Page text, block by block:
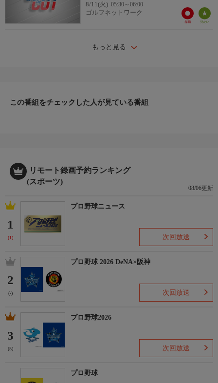
8/11(火) 05:30～06:00
ゴルフネットワーク
もっと見る
この番組をチェックした人が見ている番組
リモート録画予約ランキング
(スポーツ)
08/06更新
1
(1)
プロ野球ニュース
次回放送
2
(-)
プロ野球 2026 DeNA×阪神
次回放送
3
(5)
プロ野球2026
次回放送
プロ野球